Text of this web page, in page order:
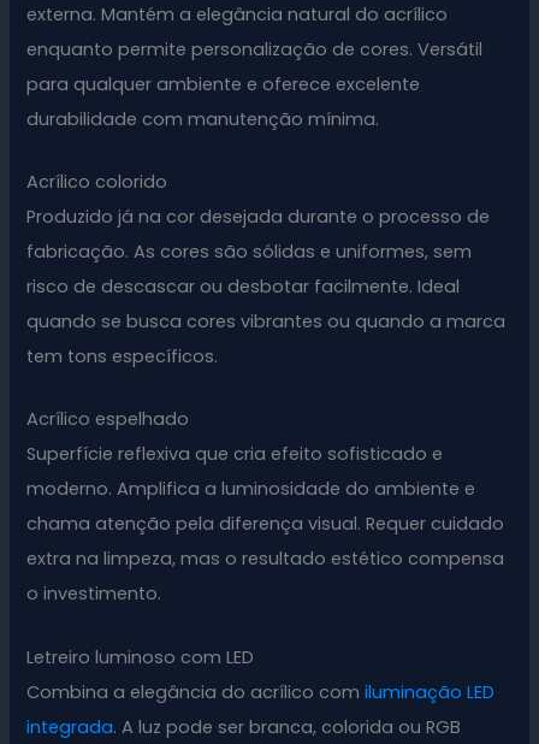
externa. Mantém a elegância natural do acrílico
enquanto permite personalização de cores. Versátil
para qualquer ambiente e oferece excelente
durabilidade com manutenção mínima.
Acrílico colorido
Produzido já na cor desejada durante o processo de
fabricação. As cores são sólidas e uniformes, sem
risco de descascar ou desbotar facilmente. Ideal
quando se busca cores vibrantes ou quando a marca
tem tons específicos.
Acrílico espelhado
Superfície reflexiva que cria efeito sofisticado e
moderno. Amplifica a luminosidade do ambiente e
chama atenção pela diferença visual. Requer cuidado
extra na limpeza, mas o resultado estético compensa
o investimento.
Letreiro luminoso com LED
Combina a elegância do acrílico comiluminação LED
integrada. A luz pode ser branca, colorida ou RGB